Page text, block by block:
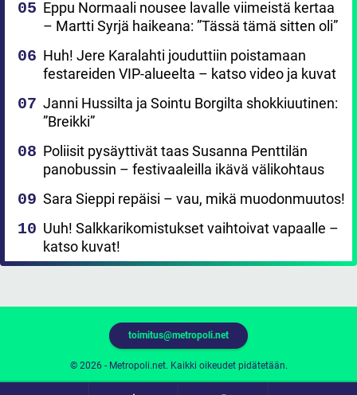
Eppu Normaali nousee lavalle viimeistä kertaa
– Martti Syrjä haikeana: ”Tässä tämä sitten oli”
Huh! Jere Karalahti jouduttiin poistamaan
festareiden VIP-alueelta – katso video ja kuvat
Janni Hussilta ja Sointu Borgilta shokkiuutinen:
”Breikki”
Poliisit pysäyttivät taas Susanna Penttilän
panobussin – festivaaleilla ikävä välikohtaus
Sara Sieppi repäisi – vau, mikä muodonmuutos!
Uuh! Salkkarikomistukset vaihtoivat vapaalle –
katso kuvat!
© 2026 - Metropoli.net. Kaikki oikeudet pidätetään.
toimitus@metropoli.net